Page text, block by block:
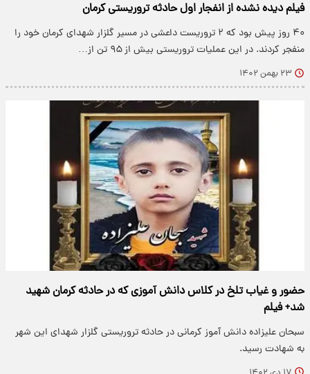
فیلم دیده نشده از انفجار اول حادثه تروریستی کرمان
۴۰ روز پیش بود که ٢ تروریست داعشی در مسیر گلزار شهدای کرمان خود را
منفجر کردند. در این عملیات تروریستی بیش از ۹۵ تن از…
۲۳ بهمن ۱۴۰۲
حضور و غیاب تلخ در کلاس دانش آموزی که در حادثه کرمان شهید
شد+ فیلم
سبحان علیزاده دانش آموز کرمانی در حادثه تروریستی گلزار شهدای این شهر
به شهادت رسید.